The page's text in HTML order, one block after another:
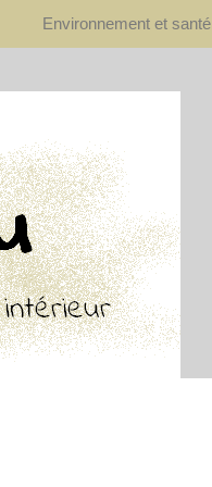
Environnement et santé